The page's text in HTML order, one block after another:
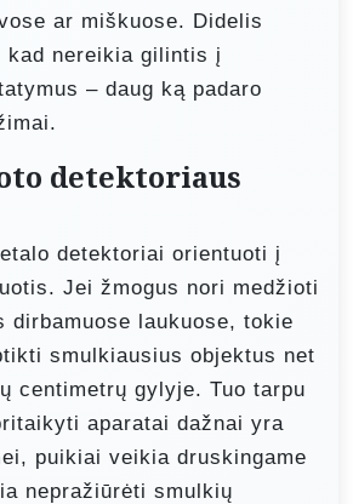
ar miškuose. Didelis
kad nereikia gilintis į
– daug ką padaro
detektoriaus
detektoriai orientuoti į
Jei žmogus nori medžioti
dirbamuose laukuose, tokie
smulkiausius objektus net
centimetrų gylyje. Tuo tarpu
aparatai dažnai yra
puikiai veikia druskingame
nepražiūrėti smulkių